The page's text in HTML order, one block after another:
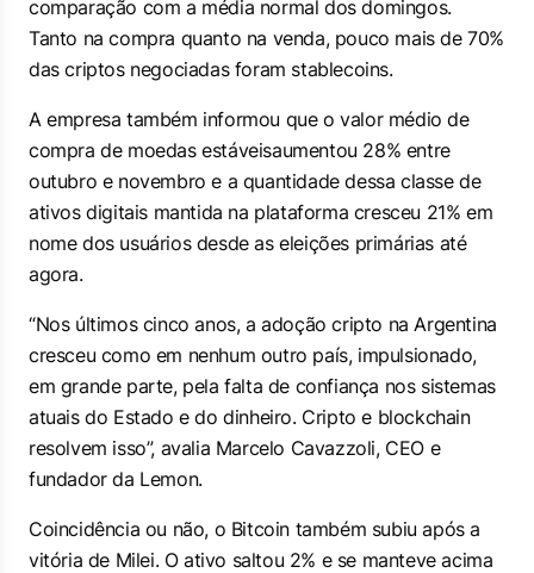
comparação com a média normal dos domingos.
Tanto na compra quanto na venda, pouco mais de 70%
das criptos negociadas foram stablecoins.
A empresa também informou que o valor médio de
compra de moedas estáveis​​aumentou 28% entre
outubro e novembro e a quantidade dessa classe de
ativos digitais mantida na plataforma cresceu 21% em
nome dos usuários desde as eleições primárias até
agora.
“Nos últimos cinco anos, a adoção cripto na Argentina
cresceu como em nenhum outro país, impulsionado,
em grande parte, pela falta de confiança nos sistemas
atuais do Estado e do dinheiro. Cripto e blockchain
resolvem isso”, avalia Marcelo Cavazzoli, CEO e
fundador da Lemon.
Coincidência ou não, o Bitcoin também subiu após a
vitória de Milei. O ativo saltou 2% e se manteve acima